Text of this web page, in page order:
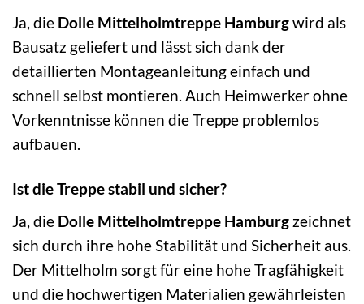
Ja, die Dolle Mittelholmtreppe Hamburgwird als
Bausatz geliefert und lässt sich dank der
detaillierten Montageanleitung einfach und
schnell selbst montieren. Auch Heimwerker ohne
Vorkenntnisse können die Treppe problemlos
aufbauen.
Ist die Treppe stabil und sicher?
Ja, die Dolle Mittelholmtreppe Hamburg zeichnet
sich durch ihre hohe Stabilität und Sicherheit aus.
Der Mittelholm sorgt für eine hohe Tragfähigkeit
und die hochwertigen Materialien gewährleisten